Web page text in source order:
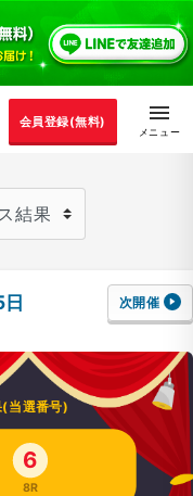
会員登録(無料)
次開催
(当選番号)
6
8R